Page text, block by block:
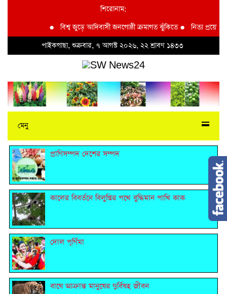
শিরোনাম:
বিশ্ব জুড়ে আদিবাসী জনগোষ্ঠী ক্রমাগত ঝুঁকিতে● নিত্য প্রয়োজনীয়
পাইকগাছা, শুক্রবার, ৭ আগস্ট ২০২৬, ২২ শ্রাবণ ১৪৩৩
মেনু
প্রাণিসম্পদ দেশের সম্পদ
কালের বিবর্তনে বিলুপ্তির পথে বুদ্ধিমান পাখি কাক
দোল পূর্ণিমা
বাঘে আক্রান্ত মানুষের দুর্বিষহ জীবন